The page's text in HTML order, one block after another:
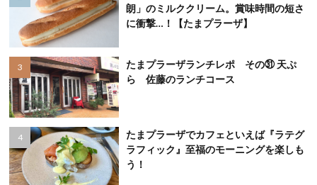
朗」のミルククリーム。賞味時間の短さ
に衝撃…！【たまプラーザ】
たまプラーザランチレポ その㉛ 天ぷ
ら 佐藤のランチコース
たまプラーザでカフェといえば『ラテグ
ラフィック』至福のモーニングを楽しも
う！